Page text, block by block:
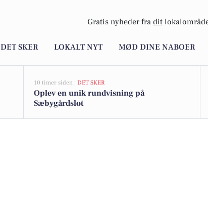
Gratis nyheder fra dit
DET SKER LOKALT NYT MØD DINE NABOER
10 timer siden | DET SKER
Oplev en unik rundvisning på
Sæbygårdslot